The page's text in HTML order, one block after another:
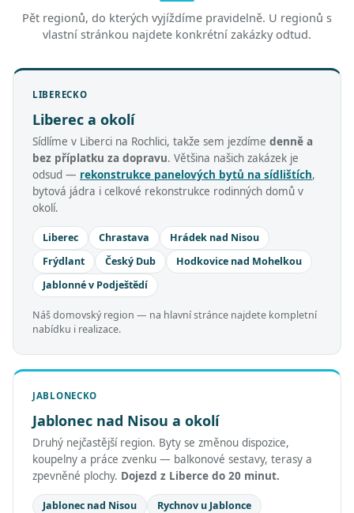
Pět regionů, do kterých vyjíždíme pravidelně. U regionů s
vlastní stránkou najdete konkrétní zakázky odtud.
LIBERECKO
Liberec a okolí
Sídlíme v Liberci na Rochlici, takže sem jezdíme denně a
bez příplatku za dopravu. Většina našich zakázek je
odsud — rekonstrukce panelových bytů na sídlištích,
bytová jádra i celkové rekonstrukce rodinných domů v
okolí.
Liberec Chrastava
Hrádek nad Nisou
Frýdlant
Český Dub
Hodkovice nad Mohelkou
Jablonné v Podještědí
Náš domovský region — na hlavní stránce najdete kompletní
nabídku i realizace.
JABLONECKO
Jablonec nad Nisou a okolí
Druhý nejčastější region. Byty se změnou dispozice,
koupelny a práce zvenku — balkonové sestavy, terasy a
zpevněné plochy. Dojezd z Liberce do 20 minut.
Jablonec nad Nisou
Rychnov u Jablonce